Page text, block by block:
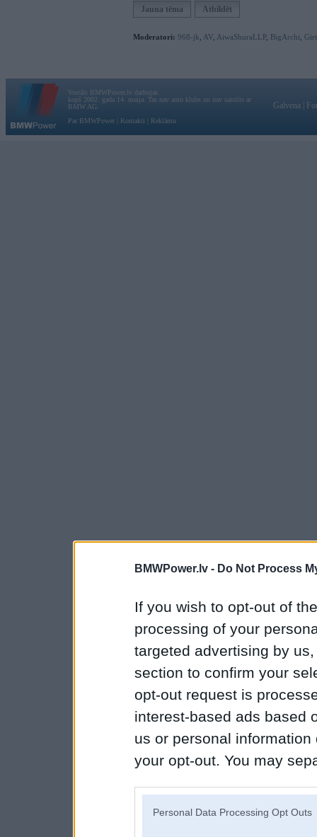
BMWPower.lv - Do Not Process
If you wish to opt-out of
processing of your
targeted advertising by
section to confirm your
opt-out request is
interest-based ads based
us or personal
your opt-out. You may
Personal Data Processing Opt Outs
Jauna tēma Atbildēt
Moderatori: 968-jk AV AiwaShuraLLP, BigArchi
Vortāls BMWPower.lv darbojas
kopš 2002. gada 14. maija. Tas nav auto klubs un nav saistīts ar
BMW AG.
Par BMWPower
Kontakti Reklāma
Galvena